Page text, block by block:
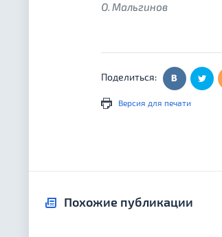
О. Мальгинов
Поделиться:
Версия для печати
Похожие публикации